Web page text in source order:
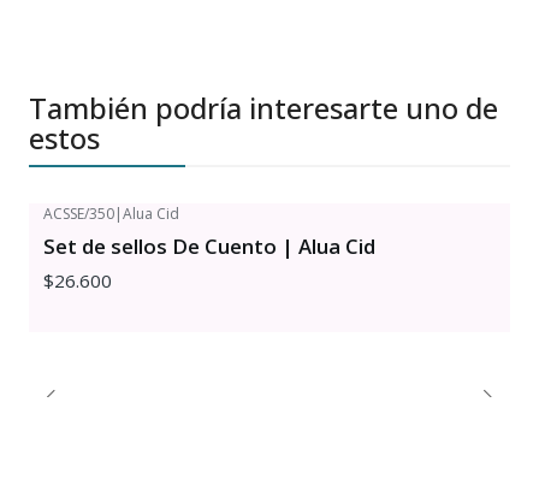
También podría interesarte uno de
estos
ACSSE/350|Alua Cid
Set de sellos De Cuento | Alua Cid
$26.600